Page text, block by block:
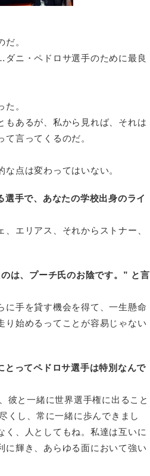
。
ニ・ペドロサ選手のために最良
。
もあるが、私から見れば、それは
言ってくるのだ。
点は変わってはいない。
手で、あなたの学校出身のライ
エリアス、それからストナー、
は、プーチ氏のお陰です。” と言
に手を貸す機会を得て、一生懸命
り始めるってことが容易じゃない
ってペドロサ選手は特別なんで
彼と一緒に世界選手権に出ること
くし、常に一緒に歩んできまし
く、人としてもね。私達は互いに
に輝き、あらゆる面において強い